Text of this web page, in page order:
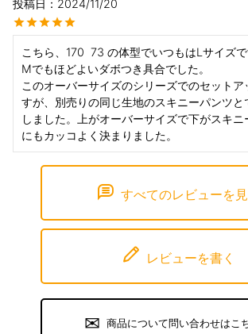
投稿日 2024/11/20
こちら、170  73 の体型でいつもはLサイズ
Mでもほどよいダボつき具合でした。
このオーバーサイズのシリーズでのセット
すが、別売りの同じ生地のスキニーパンツと
しました。上がオーバーサイズで下がスキ
にもカッコよく決まりました。
すべてのレビューを
レビューを書く
商品について問い合わせはこ